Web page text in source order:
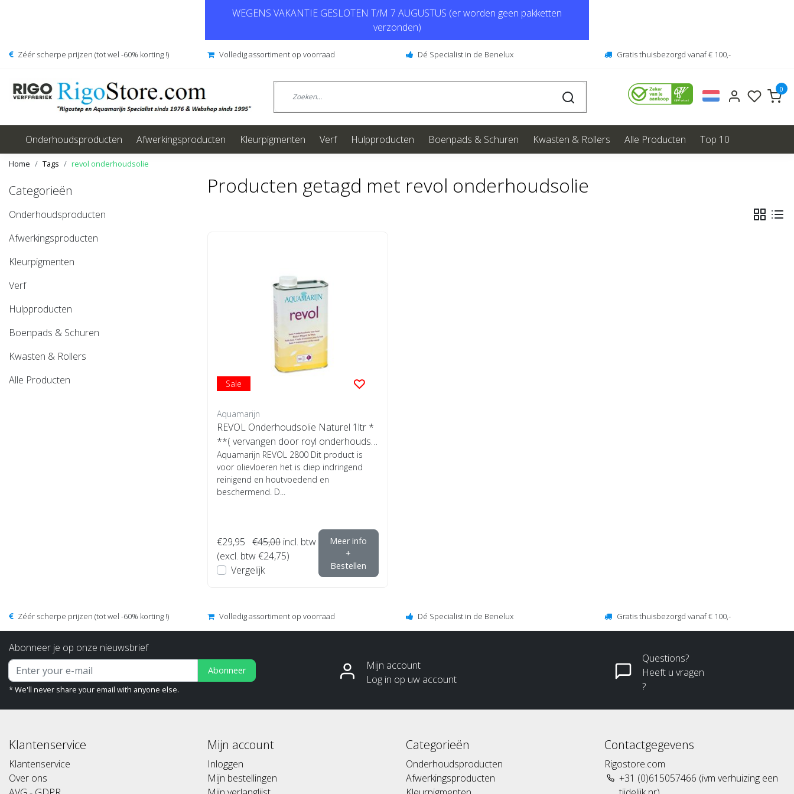
WEGENS VAKANTIE GESLOTEN T/M 7 AUGUSTUS (er worden geen pakketten
verzonden)
Zéér scherpe prijzen (tot wel -60% korting !) Volledig assortiment op voorraad Dé Specialist in de Benelux Gratis thuisbezorgd vanaf € 100,-
0
Onderhoudsproducten Afwerkingsproducten Kleurpigmenten Verf Hulpproducten Boenpads & Schuren Kwasten & Rollers Alle Producten Top 10
Home Tags revol onderhoudsolie
Categorieën
Onderhoudsproducten
Afwerkingsproducten
Kleurpigmenten
Verf
Hulpproducten
Boenpads & Schuren
Kwasten & Rollers
Alle Producten
Producten getagd met revol onderhoudsolie
Sale
Aquamarijn
REVOL Onderhoudsolie Naturel 1ltr *
**( vervangen door royl onderhoudsol
ie)
Aquamarijn REVOL 2800 Dit product is
voor olievloeren het is diep indringend
reinigend en houtvoedend en
beschermend. D...
€29,95 €45,00 incl. btw
(excl. btw €24,75)
Vergelijk
Meer info
+
Bestellen
Zéér scherpe prijzen (tot wel -60% korting !) Volledig assortiment op voorraad Dé Specialist in de Benelux Gratis thuisbezorgd vanaf € 100,-
Abonneer je op onze nieuwsbrief
Abonneer
* We'll never share your email with anyone else.
Mijn account
Log in op uw account
Questions?
Heeft u vragen
?
Klantenservice
Klantenservice
Over ons
Mijn account
Inloggen
Mijn bestellingen
Categorieën
Onderhoudsproducten
Afwerkingsproducten
Contactgegevens
Rigostore.com
+31 (0)615057466 (ivm verhuizing een